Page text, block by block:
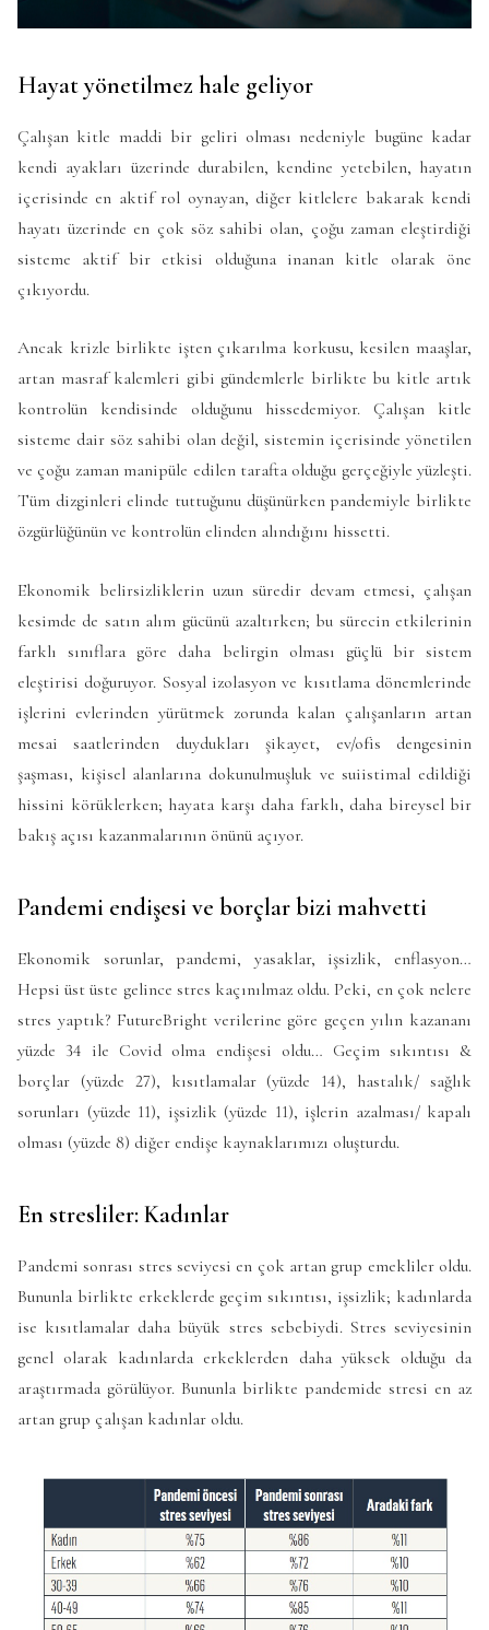
Hayat yönetilmez hale geliyor
Çalışan kitle maddi bir geliri olması nedeniyle bugüne kadar
kendi ayakları üzerinde durabilen, kendine yetebilen, hayatın
içerisinde en aktif rol oynayan, diğer kitlelere bakarak kendi
hayatı üzerinde en çok söz sahibi olan, çoğu zaman eleştirdiği
sisteme aktif bir etkisi olduğuna inanan kitle olarak öne
çıkıyordu.
Ancak krizle birlikte işten çıkarılma korkusu, kesilen maaşlar,
artan masraf kalemleri gibi gündemlerle birlikte bu kitle artık
kontrolün kendisinde olduğunu hissedemiyor. Çalışan kitle
sisteme dair söz sahibi olan değil, sistemin içerisinde yönetilen
ve çoğu zaman manipüle edilen tarafta olduğu gerçeğiyle yüzleşti.
Tüm dizginleri elinde tuttuğunu düşünürken pandemiyle birlikte
özgürlüğünün ve kontrolün elinden alındığını hissetti.
Ekonomik belirsizliklerin uzun süredir devam etmesi, çalışan
kesimde de satın alım gücünü azaltırken; bu sürecin etkilerinin
farklı sınıflara göre daha belirgin olması güçlü bir sistem
eleştirisi doğuruyor. Sosyal izolasyon ve kısıtlama dönemlerinde
işlerini evlerinden yürütmek zorunda kalan çalışanların artan
mesai saatlerinden duydukları şikayet, ev/ofis dengesinin
şaşması, kişisel alanlarına dokunulmuşluk ve suiistimal edildiği
hissini körüklerken; hayata karşı daha farklı, daha bireysel bir
bakış açısı kazanmalarının önünü açıyor.
Pandemi endişesi ve borçlar bizi mahvetti
Ekonomik sorunlar, pandemi, yasaklar, işsizlik, enflasyon…
Hepsi üst üste gelince stres kaçınılmaz oldu. Peki, en çok nelere
stres yaptık? FutureBright verilerine göre geçen yılın kazananı
yüzde 34 ile Covid olma endişesi oldu… Geçim sıkıntısı &
borçlar (yüzde 27), kısıtlamalar (yüzde 14), hastalık/ sağlık
sorunları (yüzde 11), işsizlik (yüzde 11), işlerin azalması/ kapalı
olması (yüzde 8) diğer endişe kaynaklarımızı oluşturdu.
En stresliler: Kadınlar
Pandemi sonrası stres seviyesi en çok artan grup emekliler oldu.
Bununla birlikte erkeklerde geçim sıkıntısı, işsizlik; kadınlarda
ise kısıtlamalar daha büyük stres sebebiydi. Stres seviyesinin
genel olarak kadınlarda erkeklerden daha yüksek olduğu da
araştırmada görülüyor. Bununla birlikte pandemide stresi en az
artan grup çalışan kadınlar oldu.